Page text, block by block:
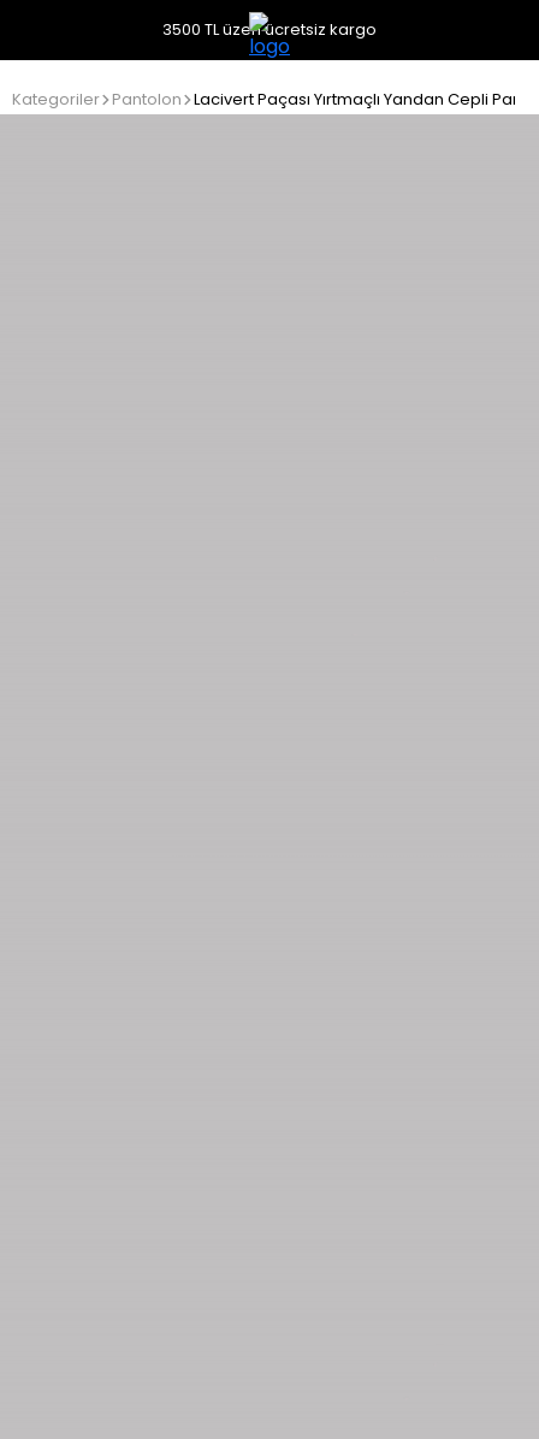
3500 TL üzeri ücretsiz kargo
Kategoriler Pantolon Lacivert Paçası Yırtmaçlı Yandan Cepli